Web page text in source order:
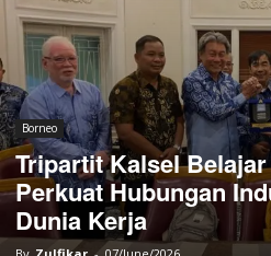
Borneo
Tripartit Kalsel
Perkuat Hubungan
Dunia Kerja